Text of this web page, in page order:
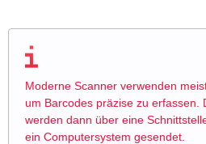
Moderne Scanner verwenden
um Barcodes präzise zu erfassen.
werden dann über eine
ein Computersystem gesendet.